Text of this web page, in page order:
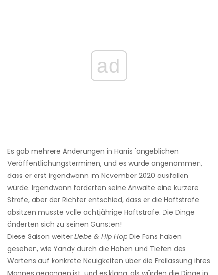
ad
Es gab mehrere Änderungen in Harris 'angeblichen
Veröffentlichungsterminen, und es wurde angenommen,
dass er erst irgendwann im November 2020 ausfallen
würde. Irgendwann forderten seine Anwälte eine kürzere
Strafe, aber der Richter entschied, dass er die Haftstrafe
absitzen musste volle achtjährige Haftstrafe. Die Dinge
änderten sich zu seinen Gunsten!
Diese Saison weiter Liebe & Hip Hop Die Fans haben
gesehen, wie Yandy durch die Höhen und Tiefen des
Wartens auf konkrete Neuigkeiten über die Freilassung ihres
Mannes gegangen ist, und es klang, als würden die Dinge in